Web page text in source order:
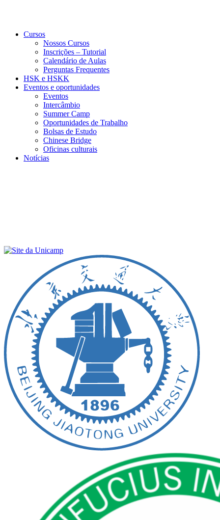
Cursos
Nossos Cursos
Inscrições – Tutorial
Calendário de Aulas
Perguntas Frequentes
HSK e HSKK
Eventos e oportunidades
Eventos
Intercâmbio
Summer Camp
Oportunidades de Trabalho
Bolsas de Estudo
Chinese Bridge
Oficinas culturais
Notícias